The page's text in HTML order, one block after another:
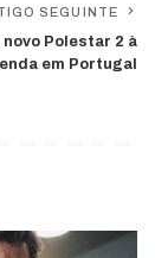
SEGUINTE
novo Polestar 2 à
em Portugal